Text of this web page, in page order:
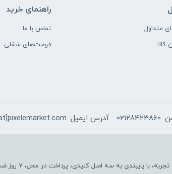
متداول
کالا
راهنمای خرید
تماس با ما
فرصت‌های شغلی
02128423860 آدرس ایمیل:
پیکسل مارکت